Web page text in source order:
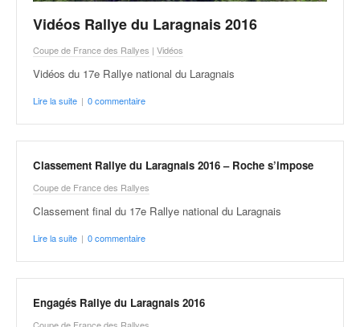
Vidéos Rallye du Laragnais 2016
Coupe de France des Rallyes | Vidéos
Vidéos du 17e Rallye national du Laragnais
Lire la suite | 0 commentaire
Classement Rallye du Laragnais 2016 – Roche s’impose
Coupe de France des Rallyes
Classement final du 17e Rallye national du Laragnais
Lire la suite | 0 commentaire
Engagés Rallye du Laragnais 2016